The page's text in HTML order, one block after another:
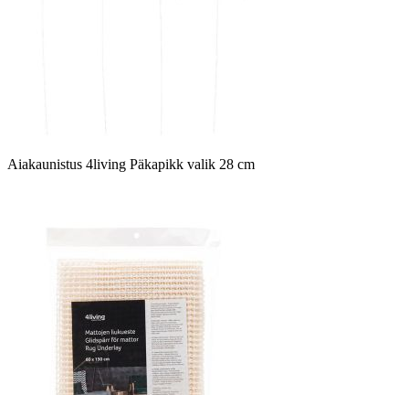
Aiakaunistus 4living Päkapikk valik 28 cm